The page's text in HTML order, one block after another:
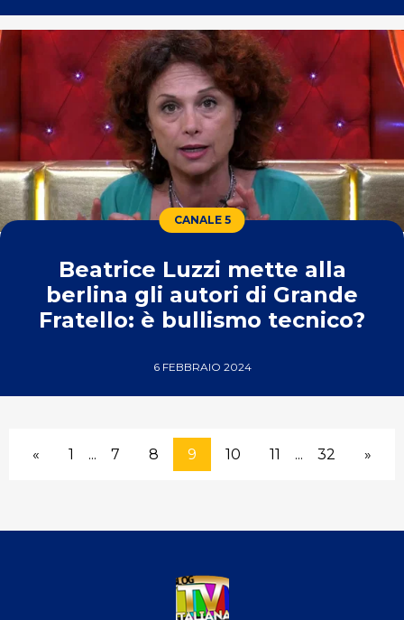
CANALE 5
Beatrice Luzzi mette alla
berlina gli autori di Grande
Fratello: è bullismo tecnico?
6 FEBBRAIO 2024
« 1 ... 7 8 9 10 11 ... 32 »